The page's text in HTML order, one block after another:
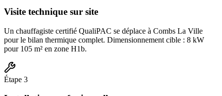
Visite technique sur site
Un chauffagiste certifié QualiPAC se déplace à Combs La Ville
pour le bilan thermique complet. Dimensionnement cible : 8 kW
pour 105 m² en zone H1b.
Étape 3